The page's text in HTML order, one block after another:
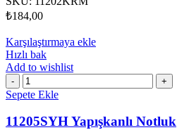
₺184,00
Karşılaştırmaya ekle
Hızlı bak
Add to wishlist
11205SYH
Yapışkanlı
adet
Sepete Ekle
11205SYH Yapışkanlı Notluk